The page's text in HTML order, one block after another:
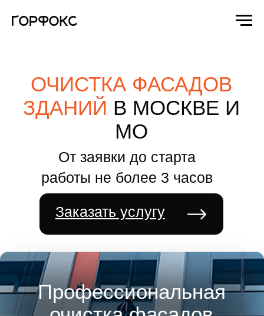
Профессиональная
очистка фасадов
промышленными
альпинистами
Удаляем атмосферные загрязнения,
высолы, налет, плесень и следы
осадков без повреждения фасадных
материалов. От заявки до старта
Заказать услугу
От заявки до старта
работы не более 3 часов
ЗДАНИЙВ МОСКВЕ И
МО